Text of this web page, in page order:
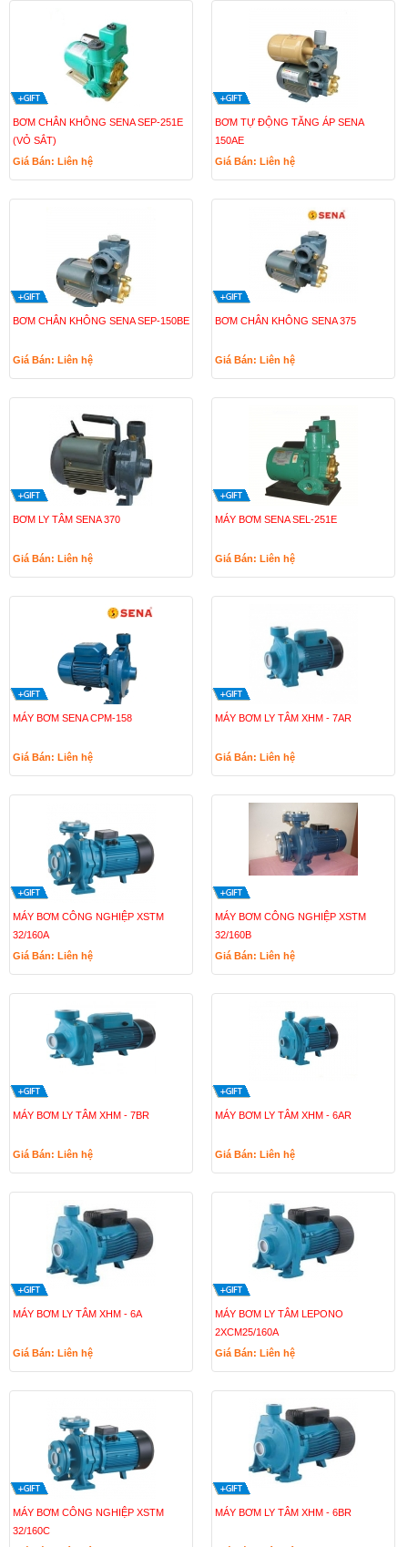
BƠM CHÂN KHÔNG SENA SEP-251E
(VỎ SẮT)
Giá Bán: Liên hệ
BƠM TỰ ĐỘNG TĂNG ÁP SENA
150AE
Giá Bán: Liên hệ
BƠM CHÂN KHÔNG SENA SEP-150BE
Giá Bán: Liên hệ
BƠM CHÂN KHÔNG SENA 375
Giá Bán: Liên hệ
BƠM LY TÂM SENA 370
Giá Bán: Liên hệ
MÁY BƠM SENA SEL-251E
Giá Bán: Liên hệ
MÁY BƠM SENA CPM-158
Giá Bán: Liên hệ
MÁY BƠM LY TÂM XHM - 7AR
Giá Bán: Liên hệ
MÁY BƠM CÔNG NGHIỆP XSTM
32/160A
Giá Bán: Liên hệ
MÁY BƠM CÔNG NGHIỆP XSTM
32/160B
Giá Bán: Liên hệ
MÁY BƠM LY TÂM XHM - 7BR
Giá Bán: Liên hệ
MÁY BƠM LY TÂM XHM - 6AR
Giá Bán: Liên hệ
MÁY BƠM LY TÂM XHM - 6A
Giá Bán: Liên hệ
MÁY BƠM LY TÂM LEPONO
2XCM25/160A
Giá Bán: Liên hệ
MÁY BƠM CÔNG NGHIỆP XSTM
32/160C
MÁY BƠM LY TÂM XHM - 6BR